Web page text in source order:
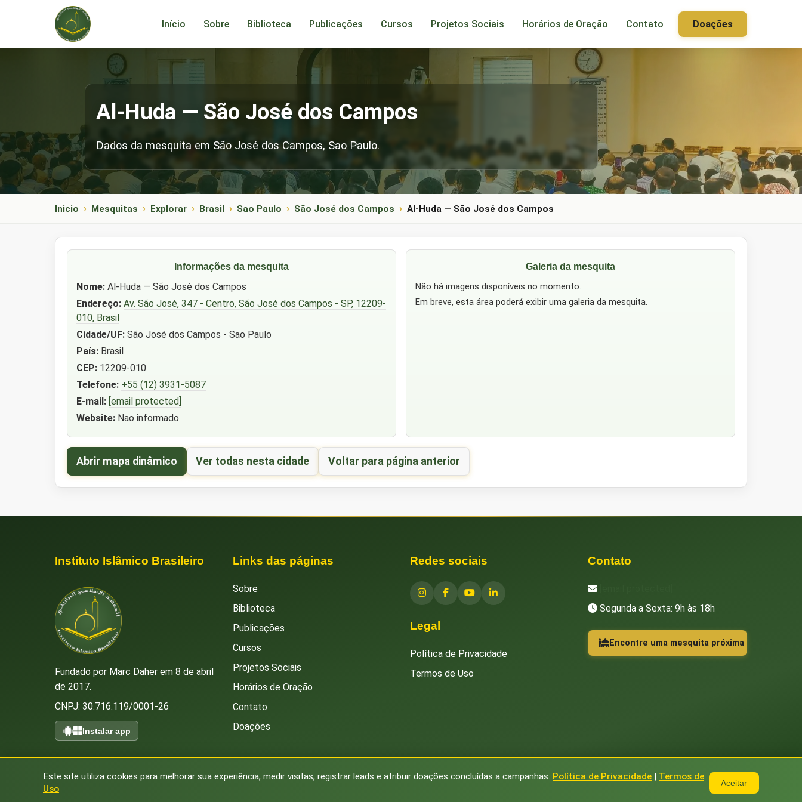
Início Sobre Biblioteca Publicações Cursos Projetos Sociais Horários de Oração Contato Doações
Al-Huda — São José dos Campos
Dados da mesquita em São José dos Campos, Sao Paulo.
Inicio Mesquitas Explorar Brasil Sao Paulo São José dos Campos Al-Huda — São José dos Campos
Informações da mesquita
Nome:Al-Huda — São José dos Campos
Endereço: Av. São José, 347 - Centro, São José dos Campos - SP, 12209-
010, Brasil
Cidade/UF:São José dos Campos - Sao Paulo
País:Brasil
CEP:12209-010
Telefone: +55 (12) 3931-5087
E-mail: [email protected]
Website:Nao informado
Galeria da mesquita
Não há imagens disponíveis no momento.
Em breve, esta área poderá exibir uma galeria da mesquita.
Abrir mapa dinâmico Ver todas nesta cidade Voltar para página anterior
Instituto Islâmico Brasileiro
Fundado por Marc Daher em 8 de abril
de 2017.
CNPJ: 30.716.119/0001-26
Instalar app
Links das páginas
Sobre
Biblioteca
Publicações
Cursos
Projetos Sociais
Horários de Oração
Contato
Doações
Redes sociais
Legal
Política de Privacidade
Termos de Uso
Contato
Segunda a Sexta: 9h às 18h
Encontre uma mesquita próxima
Este site utiliza cookies para melhorar sua experiência, medir visitas, registrar leads e atribuir doações concluídas a campanhas. Política de Privacidade | Termos de
Uso
Aceitar